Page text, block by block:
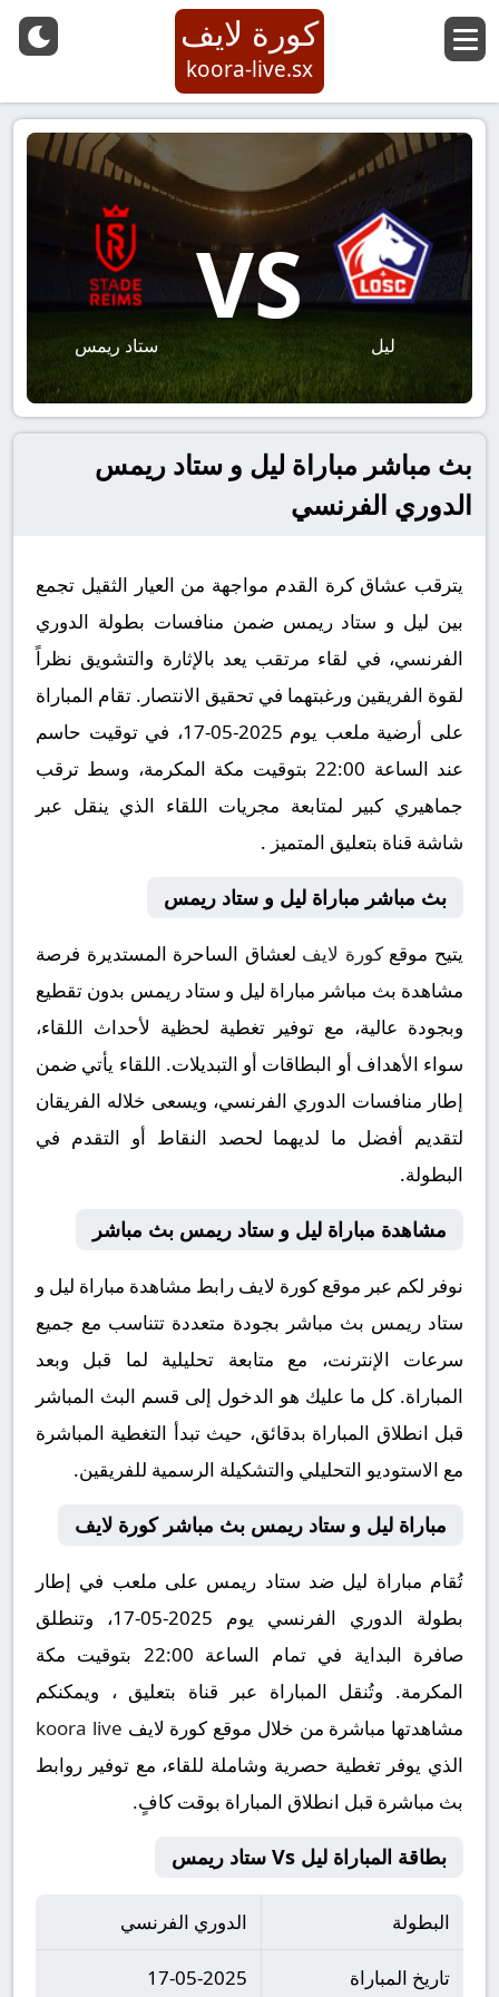
كورة لايف
koora-live.sx
ليل
VS
ستاد ريمس
بث مباشر مباراة ليل و ستاد ريمس
الدوري الفرنسي
يترقب عشاق كرة القدم مواجهة من العيار الثقيل تجمع
بين ليل و ستاد ريمس ضمن منافسات بطولة الدوري
الفرنسي، في لقاء مرتقب يعد بالإثارة والتشويق نظراً
لقوة الفريقين ورغبتهما في تحقيق الانتصار. تقام المباراة
على أرضية ملعب يوم 2025-05-17، في توقيت حاسم
عند الساعة 22:00 بتوقيت مكة المكرمة، وسط ترقب
جماهيري كبير لمتابعة مجريات اللقاء الذي ينقل عبر
شاشة قناة بتعليق المتميز .
بث مباشر مباراة ليل و ستاد ريمس
يتيح موقعكورة لايف لعشاق الساحرة المستديرة فرصة
مشاهدة بث مباشر مباراة ليل و ستاد ريمس بدون تقطيع
وبجودة عالية، مع توفير تغطية لحظية لأحداث اللقاء،
سواء الأهداف أو البطاقات أو التبديلات. اللقاء يأتي ضمن
إطار منافسات الدوري الفرنسي، ويسعى خلاله الفريقان
لتقديم أفضل ما لديهما لحصد النقاط أو التقدم في
البطولة.
مشاهدة مباراة ليل و ستاد ريمس بث مباشر
نوفر لكم عبر موقع كورة لايف رابط مشاهدة مباراة ليل و
ستاد ريمس بث مباشر بجودة متعددة تتناسب مع جميع
سرعات الإنترنت، مع متابعة تحليلية لما قبل وبعد
المباراة. كل ما عليك هو الدخول إلى قسم البث المباشر
قبل انطلاق المباراة بدقائق، حيث تبدأ التغطية المباشرة
مع الاستوديو التحليلي والتشكيلة الرسمية للفريقين.
مباراة ليل و ستاد ريمس بث مباشر كورة لايف
تُقام مباراة ليل ضد ستاد ريمس على ملعب في إطار
بطولة الدوري الفرنسي يوم 2025-05-17، وتنطلق
صافرة البداية في تمام الساعة 22:00 بتوقيت مكة
المكرمة. وتُنقل المباراة عبر قناة بتعليق ، ويمكنكم
مشاهدتها مباشرة من خلال موقع كورة لايف koora live
الذي يوفر تغطية حصرية وشاملة للقاء، مع توفير روابط
بث مباشرة قبل انطلاق المباراة بوقت كافٍ.
بطاقة المباراة ليل Vs ستاد ريمس
البطولة الدوري الفرنسي
تاريخ المباراة 17-05-2025